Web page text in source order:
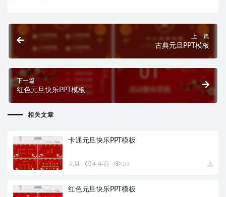
上一篇
古典元旦PPT模板
下一篇
红色元旦快乐PPT模板
相关文章
卡通元旦快乐PPT模板
元旦 4 年前 53
红色元旦快乐PPT模板